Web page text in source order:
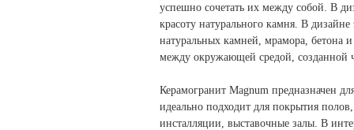
успешно сочетать их между собой. В
красоту натурального камня. В
натуральных камней, мрамора, бетона
между окружающей средой, созданной
Керамогранит Magnum предназначен
идеально подходит для покрытия
инсталляции, выставочные залы. В